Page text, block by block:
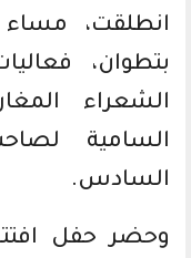
انطلقت،
بتطوان،
الشعراء
السامية
السادس.
وحضر حفل